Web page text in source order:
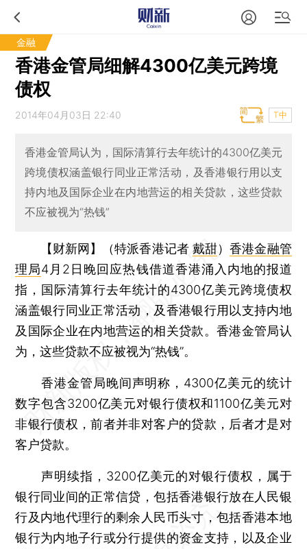
金融
香港金管局细解4300亿美元跨境
债权
2014年04月03日 22:40 T中
香港金管局认为，国际清算行去年统计的4300亿美元
跨境债权涵盖银行同业正常活动，及香港银行用以支
持内地及国际企业在内地营运的相关贷款，这些贷款
不应被视为“热钱”
【财新网】（特派香港记者 戴甜）香港金融管
理局4月2日晚回应热钱借道香港涌入内地的报道
指，国际清算行去年统计的4300亿美元跨境债权
涵盖银行同业正常活动，及香港银行用以支持内地
及国际企业在内地营运的相关贷款。香港金管局认
为，这些贷款不应被视为“热钱”。
香港金管局晚间声明称，4300亿美元的统计
数字包含3200亿美元对银行债权和1100亿美元对
非银行债权，前者并非对客户的贷款，后者才是对
客户贷款。
声明续指，3200亿美元的对银行债权，属于
银行同业间的正常信贷，包括香港银行放在人民银
行及内地代理行的剩余人民币头寸，包括香港本地
银行为内地子行或分行提供的资金支持，以及企业